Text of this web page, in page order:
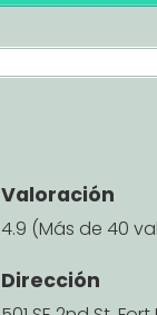
Valoración
4.9 (Más de 40
Dirección